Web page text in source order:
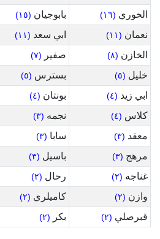
الخوري (١٦) بابوجيان (١٥)
نعمان (١١) ابي سعد (١١)
الخازن (٨) صفير (٧)
خليل (٥) بسترس (٥)
ابي زيد (٤) بونتان (٤)
كلاس (٤) نجمه (٣)
معقد (٣) سابا (٣)
مرهج (٣) باسيل (٣)
غناجه (٢) رحال (٢)
وازن (٢) كاميلري (٢)
قبرصلي (٢) بكر (٢)